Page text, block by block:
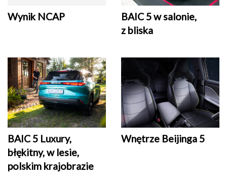
Wynik NCAP
BAIC 5 w salonie,
z bliska
BAIC 5 Luxury,
błękitny, w lesie,
polskim krajobrazie
Wnętrze Beijinga 5